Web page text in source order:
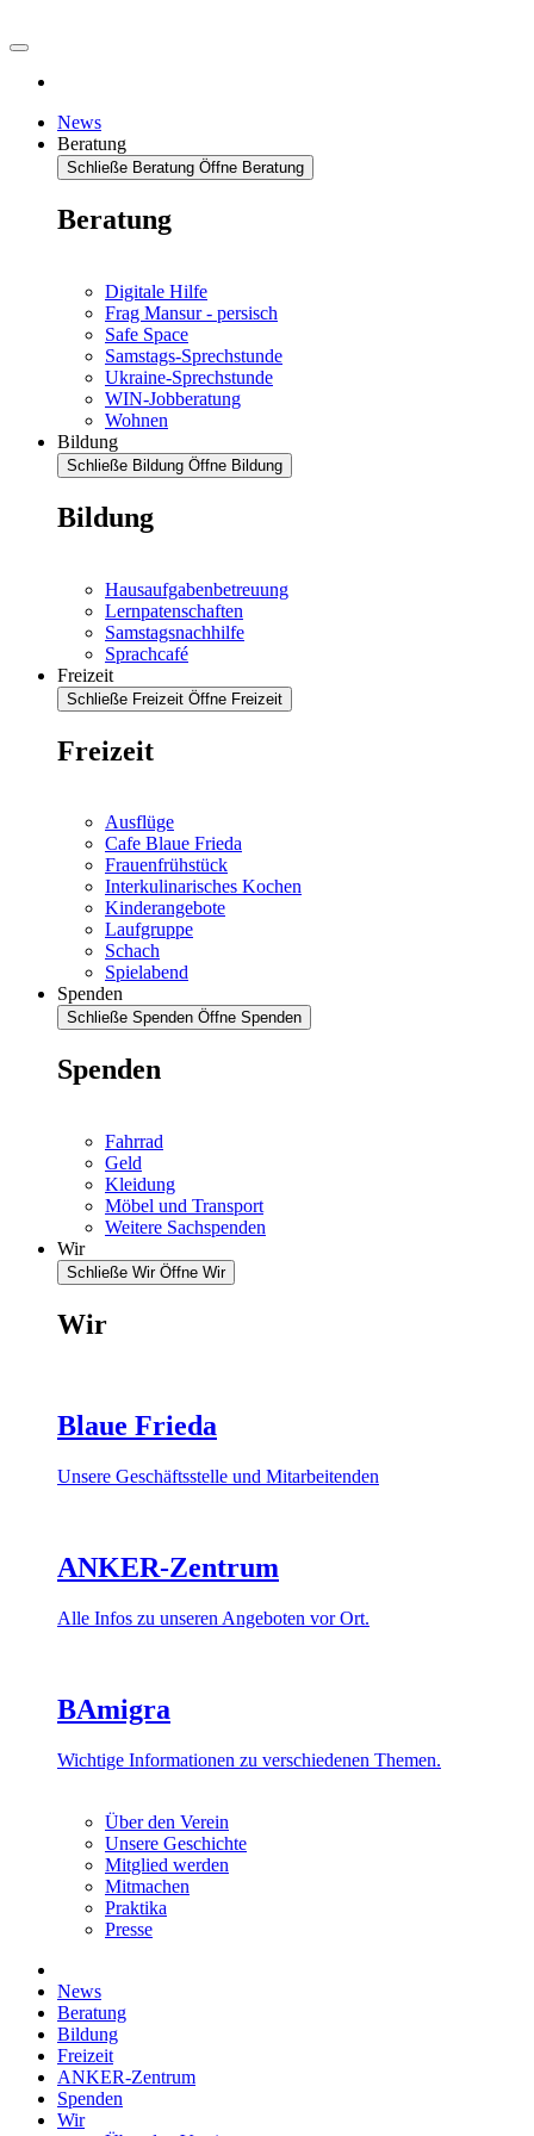
News
Beratung
Schließe Beratung Öffne Beratung
Beratung
Digitale Hilfe
Frag Mansur - persisch
Safe Space
Samstags-Sprechstunde
Ukraine-Sprechstunde
WIN-Jobberatung
Wohnen
Bildung
Schließe Bildung Öffne Bildung
Bildung
Hausaufgabenbetreuung
Lernpatenschaften
Samstagsnachhilfe
Sprachcafé
Freizeit
Schließe Freizeit Öffne Freizeit
Freizeit
Ausflüge
Cafe Blaue Frieda
Frauenfrühstück
Interkulinarisches Kochen
Kinderangebote
Laufgruppe
Schach
Spielabend
Spenden
Schließe Spenden Öffne Spenden
Spenden
Fahrrad
Geld
Kleidung
Möbel und Transport
Weitere Sachspenden
Wir
Schließe Wir Öffne Wir
Wir
Blaue Frieda
Unsere Geschäftsstelle und Mitarbeitenden
ANKER-Zentrum
Alle Infos zu unseren Angeboten vor Ort.
BAmigra
Wichtige Informationen zu verschiedenen Themen.
Über den Verein
Unsere Geschichte
Mitglied werden
Mitmachen
Praktika
Presse
News
Beratung
Bildung
Freizeit
ANKER-Zentrum
Spenden
Wir